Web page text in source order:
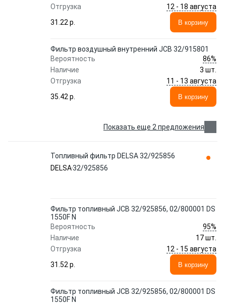
Отгрузка
12 - 18 августа
31.22 p.
В корзину
Фильтр воздушный внутренний JCB 32/915801
Вероятность
86%
Наличие
3 шт.
Отгрузка
11 - 13 августа
35.42 p.
В корзину
Показать еще 2 предложения
Топливный фильтр DELSA 32/925856
DELSA32/925856
Фильтр топливный JCB 32/925856, 02/800001 DS
1550F N
Вероятность
95%
Наличие
17 шт.
Отгрузка
12 - 15 августа
31.52 p.
В корзину
Фильтр топливный JCB 32/925856, 02/800001 DS
1550F N